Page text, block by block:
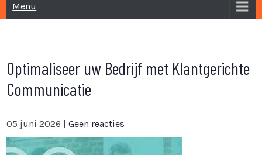
Menu
Optimaliseer uw Bedrijf met Klantgerichte
Communicatie
05 juni 2026 |Geen reacties